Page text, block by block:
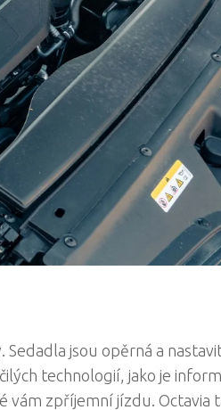
jsou opěrná a
technologií, jako je
zpříjemní jízdu. Octavia